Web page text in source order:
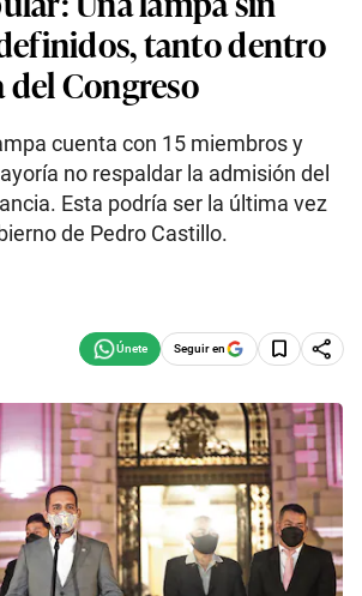
tanto dentro
Congreso
cuenta con 15 miembros y
no respaldar la admisión del
Esta podría ser la última vez
de Pedro Castillo.
Seguir en